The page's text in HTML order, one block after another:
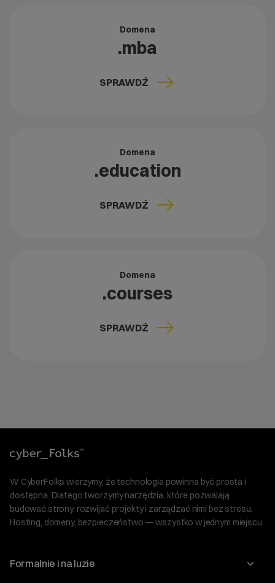
Domena
.mba
SPRAWDŹ
Domena
.education
SPRAWDŹ
Domena
.courses
SPRAWDŹ
W CyberFolks wierzymy, że technologia powinna być prosta i
dostępna. Dlatego tworzymy narzędzia, które pozwalają
budować strony, rozwijać projekty i zarządzać nimi bez stresu.
Hosting, domeny, bezpieczeństwo — wszystko w jednym miejscu.
Formalnie i na luzie